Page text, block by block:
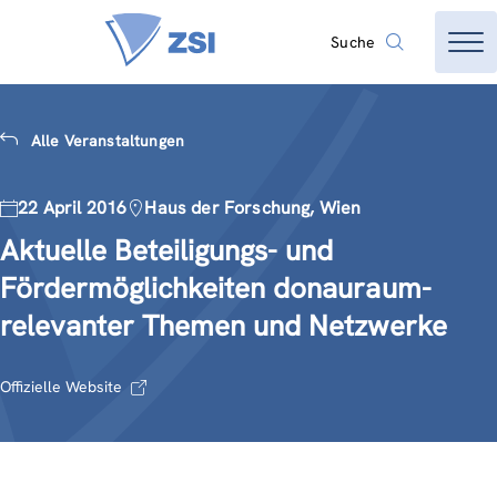
Suche
Alle Veranstaltungen
22 April 2016 Haus der Forschung, Wien
Aktuelle Beteiligungs- und
Fördermöglichkeiten donauraum-
relevanter Themen und Netzwerke
Offizielle Website